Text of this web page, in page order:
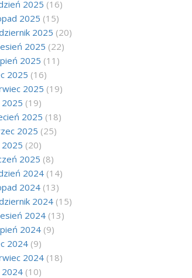
2025 (16)
2025 (15)
2025 (20)
2025 (22)
2025 (11)
2025 (16)
2025 (19)
(19)
2025 (18)
2025 (25)
(20)
2025 (8)
2024(14)
2024(13)
2024(15)
2024(13)
2024(9)
2024(9)
2024(18)
(10)